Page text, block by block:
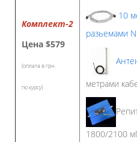
Комплект-2
Цена $579
(оплата в грн.
по курсу)
10
разьемами
метрами
1800/2100